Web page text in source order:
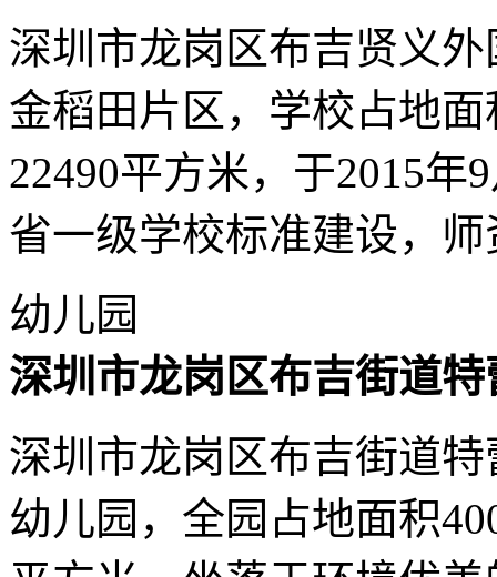
深圳市龙岗区布吉贤义
金稻田片区，学校占地
22490平方米，于2015
省一级学校标准建设，
幼儿园
深圳市龙岗区布吉街道
深圳市龙岗区布吉街道
幼儿园，全园占地面积